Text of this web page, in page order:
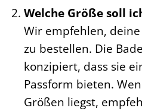
Welche Größe soll
Wir empfehlen,
zu bestellen. Die
konzipiert, dass sie
Passform bieten.
Größen liegst,